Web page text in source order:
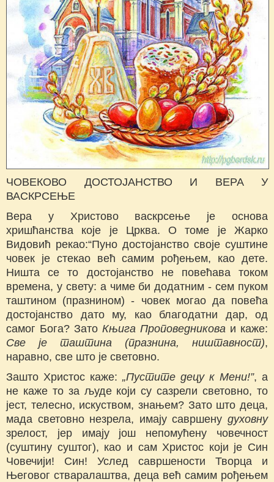
ЧОВЕКОВО ДОСТОЈАНСТВО И ВЕРА У
ВАСКРСЕЊЕ
Вера у Христово васкрсење је основа
хришћанства које је Црква. О томе је Жарко
Видовић рекао:“Пуно достојанство своје суштине
човек je стекао већ самим рођењем, као дете.
Ништа ce то достојанство не повећава током
времена, у свету: a чиме би додатним - сем пуком
таштином (празнином) - човек могао да повећа
достојанство дато му, као благодатни дар, од
самог Бога? Зато Књига Проповедникова и каже:
Свe je таштина (празнина, ништавност),
наравно, све што je световно.
Зашто Христос каже: „Пустите децу к Мени!”, a
не каже то за људе који су сазрели световно, то
јест, телесно, искуством, знањем? Зато што деца,
мада световно незрела, имају савршену духовну
зрелост, jep имају још непомућену човечност
(суштину суштог), као и сам Христос који je Син
Човечији! Син! Услед савршености Творца и
Његовог стваралаштва, деца већ самим рођењем